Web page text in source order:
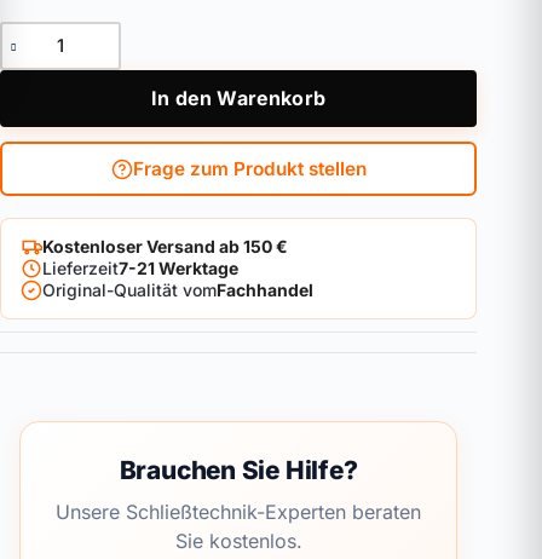
Außenzylinder DOM ix Twinstar 2in1 Menge
In den Warenkorb
Frage zum Produkt stellen
Kostenloser Versand ab 150 €
Lieferzeit7-21 Werktage
Original-Qualität vomFachhandel
Brauchen Sie Hilfe?
Unsere Schließtechnik-Experten beraten
Sie kostenlos.